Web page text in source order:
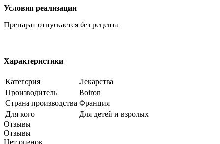
Условия реализации
Препарат отпускается без рецепта
Характеристики
Категория
Лекарства
Производитель
Boiron
Страна производства Франция
Для кого
Для детей и взролых
Отзывы
Отзывы
Нет оценок